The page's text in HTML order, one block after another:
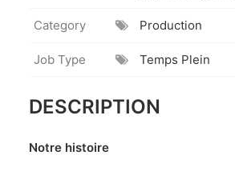
Category Production
Job Type Temps Plein
DESCRIPTION
Notre histoire